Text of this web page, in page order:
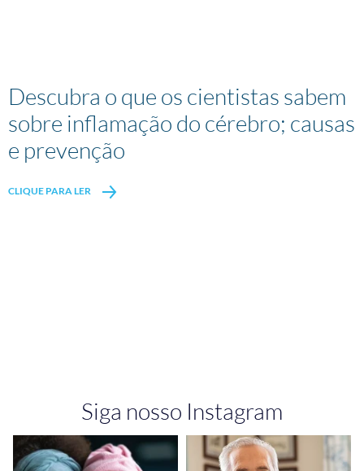
Descubra o que os cientistas sabem
sobre inflamação do cérebro; causas
e prevenção
CLIQUE PARA LER
Siga nosso Instagram